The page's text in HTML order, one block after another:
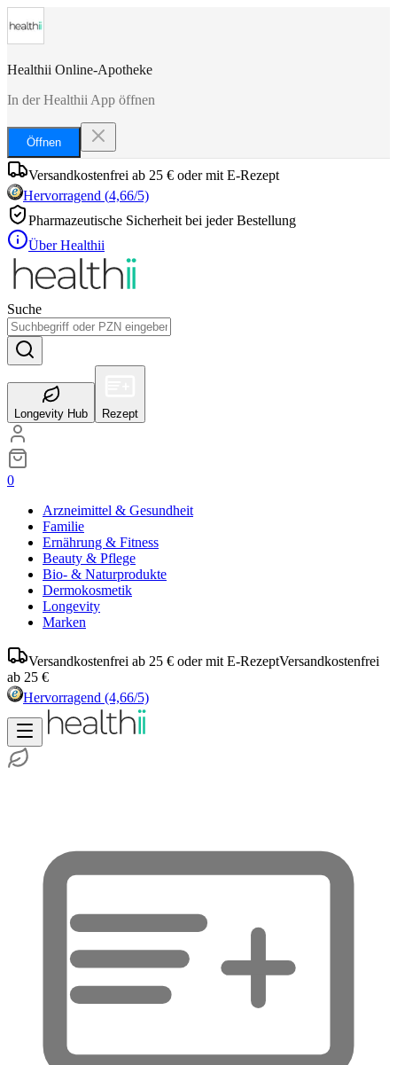
Healthii Online-Apotheke
In der Healthii App öffnen
Öffnen
Versandkostenfrei ab 25 € oder mit E-Rezept
Hervorragend (4,66/5)
Pharmazeutische Sicherheit bei jeder Bestellung
Über Healthii
Suche
Longevity Hub Rezept
0
Arzneimittel & Gesundheit
Familie
Ernährung & Fitness
Beauty & Pflege
Bio- & Naturprodukte
Dermokosmetik
Longevity
Marken
Versandkostenfrei ab 25 € oder mit E-RezeptVersandkostenfrei
ab 25 €
Hervorragend (4,66/5)